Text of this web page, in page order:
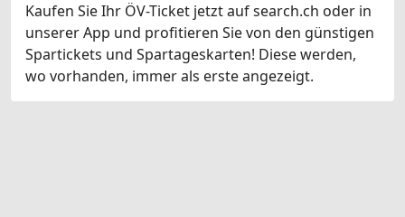
Kaufen Sie Ihr ÖV-Ticket jetzt auf search.ch oder in
unserer App und profitieren Sie von den günstigen
Spartickets und Spartageskarten! Diese werden,
wo vorhanden, immer als erste angezeigt.